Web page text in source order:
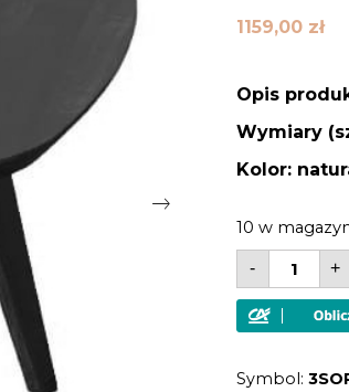
1159,00 zł
Opis
Wymiary
Kolor:
10 w
-
ilość
Stolik
kawowy
z
loftowy
+
Symbol: